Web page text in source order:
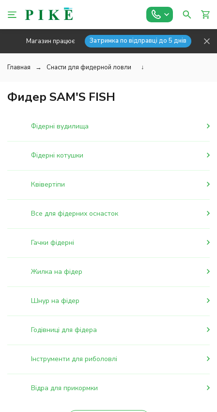
Магазин працює Затримка по відправці до 5 днів
Главная Снасти для фидерной ловли ↓
Фидер SAM'S FISH
Фідерні вудилища
Фідерні котушки
Квівертіпи
Все для фідерних оснасток
Гачки фідерні
Жилка на фідер
Шнур на фідер
Годівниці для фідера
Інструменти для риболовлі
Відра для прикормки